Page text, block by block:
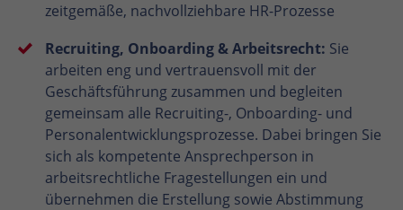
zeitgemäße, nachvollziehbare HR-Prozesse
Recruiting, Onboarding & Arbeitsrecht: Sie
arbeiten eng und vertrauensvoll mit der
Geschäftsführung zusammen und begleiten
gemeinsam alle Recruiting-, Onboarding- und
Personalentwicklungsprozesse. Dabei bringen Sie
sich als kompetente Ansprechperson in
arbeitsrechtliche Fragestellungen ein und
übernehmen die Erstellung sowie Abstimmung